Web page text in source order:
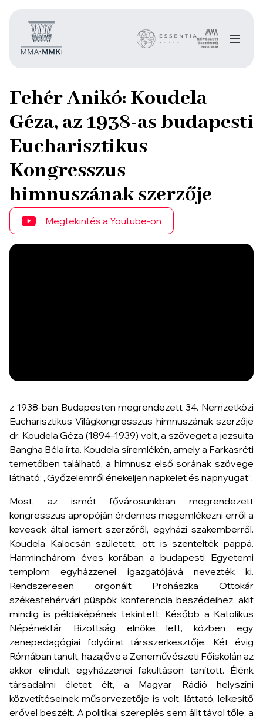
Fehér Anikó: Koudela
Géza, az 1938-as budapesti
Eucharisztikus
Kongresszus
himnuszának szerzője
Megtekintés a Youtube-on
z 1938-ban Budapesten megrendezett 34. Nemzetközi
Eucharisztikus Világkongresszus himnuszának szerzője
dr. Koudela Géza (1894–1939) volt, a szöveget a jezsuita
Bangha Béla írta. Koudela síremlékén, amely a Farkasréti
temetőben található, a himnusz első sorának szövege
látható: „Győzelemről énekeljen napkelet és napnyugat”.
Most, az ismét fővárosunkban megrendezett
kongresszus apropóján érdemes megemlékezni erről a
kevesek által ismert szerzőről, egyházi szakemberről.
Koudela Kalocsán született, ott is szentelték pappá.
Harminchárom éves korában a budapesti Egyetemi
templom egyházzenei igazgatójává nevezték ki.
Rendszeresen orgonált Prohászka Ottokár
székesfehérvári püspök konferencia beszédeihez, akit
mindig is példaképének tekintett. Később a Katolikus
Népénektár Bizottság elnöke lett, közben egy
zenepedagógiai folyóirat társszerkesztője. Két évig
Rómában tanult, hazajőve a Zeneművészeti Főiskolán az
akkor elindult egyházzenei fakultáson tanított. Élénk
társadalmi életet élt, a Magyar Rádió helyszíni
közvetítéseinek műsorvezetője is volt, láttató, lelkesítő
erővel beszélt. A politikai szereplés sem állt távol tőle, a